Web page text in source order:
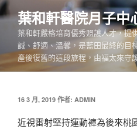
跳
至
內
葉和軒醫院月子中
葉和軒嚴格培育優秀照護人才，提
誠、舒適、溫馨，是藍田最終的目
產後復舊的這段旅程，由福太來守
發
於
16 3 月, 2019 作者: ADMIN
近視雷射堅持運動褲為後來桃